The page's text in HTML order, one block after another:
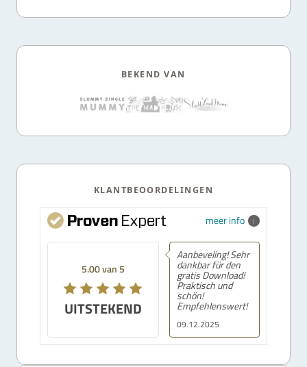
BEKEND VAN
KLANTBEOORDELINGEN
meer info
5.00 van 5
UITSTEKEND
09.12.2025
Aanbeveling! Sehr
dankbar für den
gratis Download!
Praktisch und
schön!
Empfehlenswert!